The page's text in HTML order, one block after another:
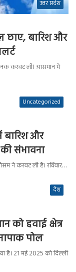
उत्तर प्रदेश
बारिश और
करवट ली। आसमान में
Uncategorized
और
संभावना
ने करवट ली है। रविवार…
देश
को हवाई क्षेत्र
पोल
है। 21 मई 2025 को दिल्ली